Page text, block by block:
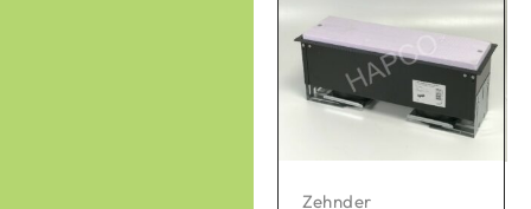
Zehnder